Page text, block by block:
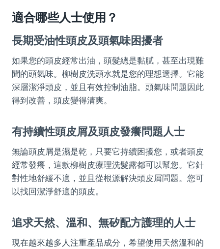
適合哪些人士使用？
長期受油性頭皮及頭氣味困擾者
如果您的頭皮經常出油，頭髮總是黏膩，甚至出現難
聞的頭氣味。柳樹皮洗頭水就是您的理想選擇。它能
深層潔淨頭皮，並且有效控制油脂。頭氣味問題因此
得到改善，頭皮變得清爽。
有持續性頭皮屑及頭皮發癢問題人士
無論頭皮屑是濕是乾，只要它持續困擾您，或者頭皮
經常發癢，這款柳樹皮療理洗髮露都可以幫您。它針
對性地舒緩不適，並且從根源解決頭皮屑問題。您可
以找回潔淨舒適的頭皮。
追求天然、溫和、無矽配方護理的人士
現在越來越多人注重產品成分，希望使用天然溫和的